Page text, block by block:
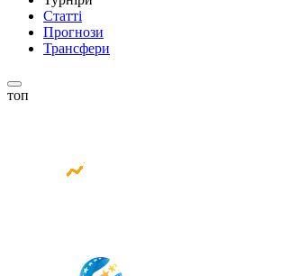
Статті
Прогнози
Трансфери
топ